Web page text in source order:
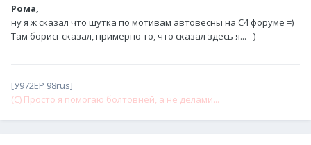
Рома,
ну я ж сказал что шутка по мотивам автовесны на С4 форуме =)
Там борисг сказал, примерно то, что сказал здесь я... =)
[У972ЕР 98rus]
(С) Просто я помогаю болтовней, а не делами...